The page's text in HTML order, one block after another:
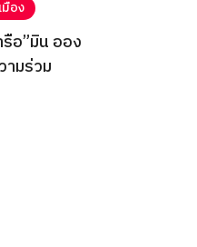
มือง
อ”มิน ออง
ามร่วม